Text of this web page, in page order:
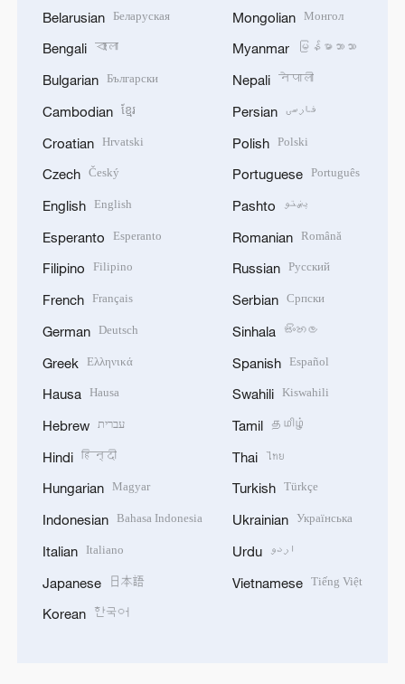
Belarusian Беларуская
Bengali বাংলা
Bulgarian Български
Cambodian ខ្មែរ
Croatian Hrvatski
Czech Český
English English
Esperanto Esperanto
Filipino Filipino
French Français
German Deutsch
Greek Ελληνικά
Hausa Hausa
Hebrew עברית
Hindi हिन्दी
Hungarian Magyar
Indonesian Bahasa Indonesia
Italian Italiano
Japanese 日本語
Korean 한국어
Mongolian Монгол
Myanmar မြန်မာဘာသာ
Nepali नेपाली
Persian فارسی
Polish Polski
Portuguese Português
Pashto پښتو
Romanian Română
Russian Русский
Serbian Српски
Sinhala සිංහල
Spanish Español
Swahili Kiswahili
Tamil தமிழ்
Thai ไทย
Turkish Türkçe
Ukrainian Українська
Urdu اردو
Vietnamese Tiếng Việt